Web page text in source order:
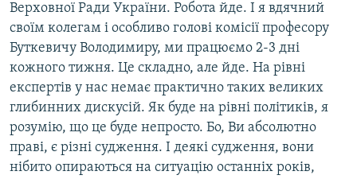
Верховної Ради України. Робота йде. І я вдячний
своїм колегам і особливо голові комісії професору
Буткевичу Володимиру, ми працюємо 2-3 дні
кожного тижня. Це складно, але йде. На рівні
експертів у нас немає практично таких великих
глибинних дискусій. Як буде на рівні політиків, я
розумію, що це буде непросто. Бо, Ви абсолютно
праві, є різні судження. І деякі судження, вони
нібито опираються на ситуацію останніх років,